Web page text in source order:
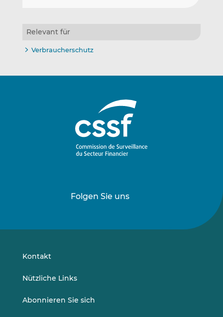
Relevant für
Verbraucherschutz
Folgen Sie uns
uns
uns
Kontakt
Nützliche Links
Abonnieren Sie sich